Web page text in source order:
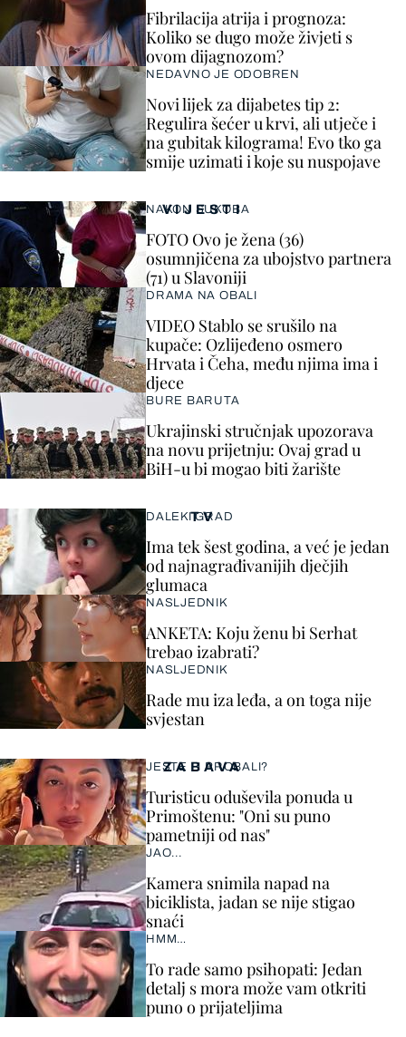
VIJESTI
NAKON SUKOBA
FOTO Ovo je žena (36)
osumnjičena za ubojstvo partnera
(71) u Slavoniji
DRAMA NA OBALI
VIDEO Stablo se srušilo na
kupače: Ozlijeđeno osmero
Hrvata i Čeha, među njima ima i
djece
BURE BARUTA
Ukrajinski stručnjak upozorava
na novu prijetnju: Ovaj grad u
BiH-u bi mogao biti žarište
Fibrilacija atrija i prognoza:
Koliko se dugo može živjeti s
ovom dijagnozom?
NEDAVNO JE ODOBREN
Novi lijek za dijabetes tip 2:
Regulira šećer u krvi, ali utječe i
na gubitak kilograma! Evo tko ga
smije uzimati i koje su nuspojave
ZABAVA
JESTE LI PROBALI?
Turisticu oduševila ponuda u
Primoštenu: "Oni su puno
pametniji od nas"
JAO...
Kamera snimila napad na
biciklista, jadan se nije stigao
snaći
HMM…
To rade samo psihopati: Jedan
detalj s mora može vam otkriti
puno o prijateljima
TV
DALEKI GRAD
Ima tek šest godina, a već je jedan
od najnagrađivanijih dječjih
glumaca
NASLJEDNIK
ANKETA: Koju ženu bi Serhat
trebao izabrati?
NASLJEDNIK
Rade mu iza leđa, a on toga nije
svjestan